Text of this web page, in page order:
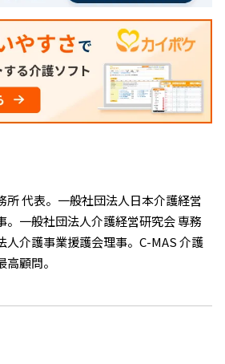
所 代表。一般社団法人日本介護経営
。一般社団法人介護経営研究会 専務
人介護事業援護会理事。C-MAS 介護
顧問。